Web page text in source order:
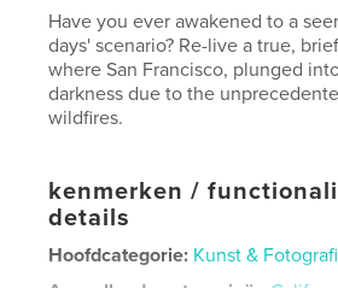
Have you ever awakened to a
days' scenario? Re-live a true,
where San Francisco, plunged
darkness due to the
wildfires.
kenmerken /
details
Hoofdcategorie: Kunst &